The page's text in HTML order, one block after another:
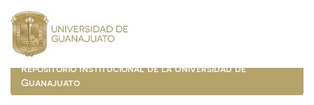
navigation
Repositorio Institucional de la Universidad de
Guanajuato